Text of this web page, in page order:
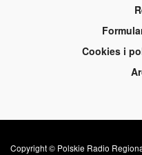
Cookies i
Copyright © Polskie Radio